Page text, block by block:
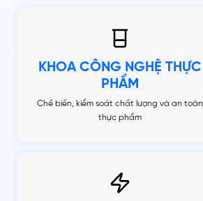
KHOA CÔNG NGHỆ THỰC
PHẨM
Chế biến, kiểm soát chất lượng và an toàn
thực phẩm